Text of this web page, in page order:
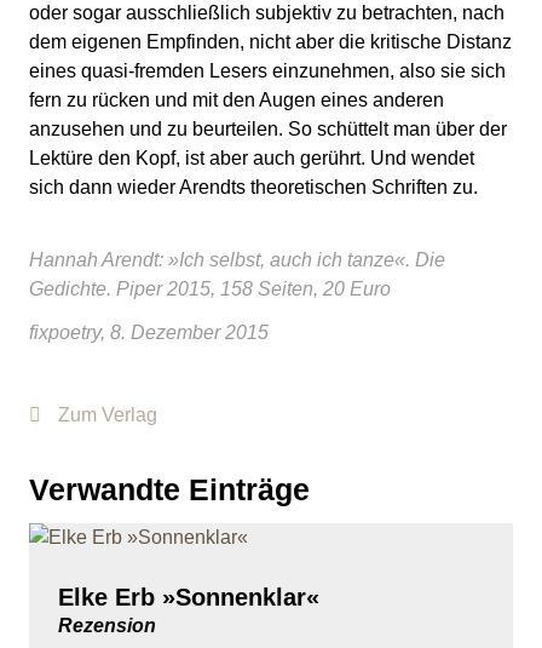
oder sogar ausschließlich subjektiv zu betrachten, nach
dem eigenen Empfinden, nicht aber die kritische Distanz
eines quasi-fremden Lesers einzunehmen, also sie sich
fern zu rücken und mit den Augen eines anderen
anzusehen und zu beurteilen. So schüttelt man über der
Lektüre den Kopf, ist aber auch gerührt. Und wendet
sich dann wieder Arendts theoretischen Schriften zu.
Hannah Arendt: »Ich selbst, auch ich tanze«. Die
Gedichte. Piper 2015, 158 Seiten, 20 Euro
fixpoetry, 8. Dezember 2015
Zum Verlag
Verwandte Einträge
Elke Erb »Sonnenklar«
Rezension